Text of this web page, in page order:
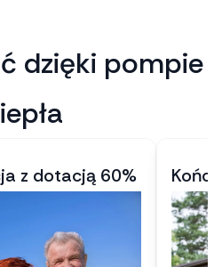
dzięki pompie
z dotacją 60%